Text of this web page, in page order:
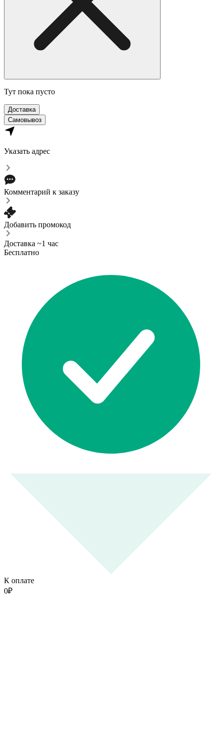
Тут пока пусто
Доставка
Самовывоз
Указать адрес
Комментарий к заказу
Добавить промокод
Доставка ~1 час
Бесплатно
К оплате
0₽